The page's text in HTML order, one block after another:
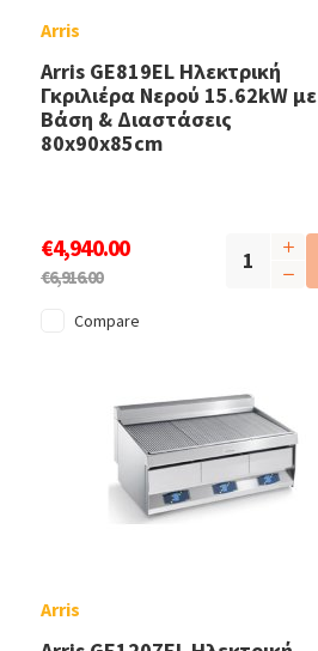
Arris
Arris GE819EL Ηλεκτρική
Γκριλιέρα Νερού 15.62kW με
Βάση & Διαστάσεις
80x90x85cm
€4,940.00
€6,916.00
Compare
Arris